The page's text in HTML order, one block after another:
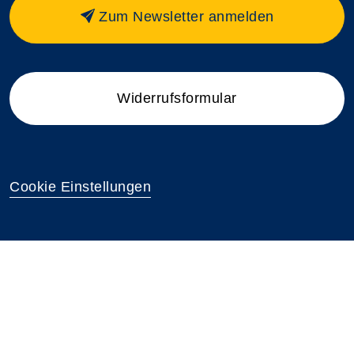
Zum Newsletter anmelden
Widerrufsformular
Cookie Einstellungen